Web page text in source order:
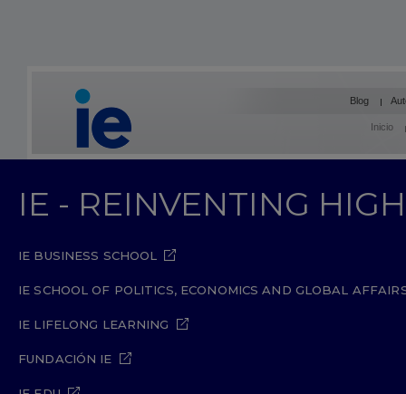
Blog
Inicio
IE - REINVENTING
IE BUSINESS SCHOOL
IE SCHOOL OF POLITICS, ECONOMICS AND GLOBAL
IE LIFELONG LEARNING
FUNDACIÓN IE